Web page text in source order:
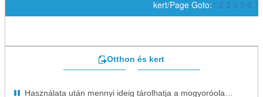
kert/Page Goto:1 2 3 4 5 6 7
Otthon és kert